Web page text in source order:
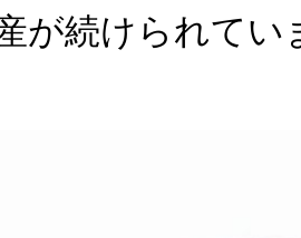
が続けられてい